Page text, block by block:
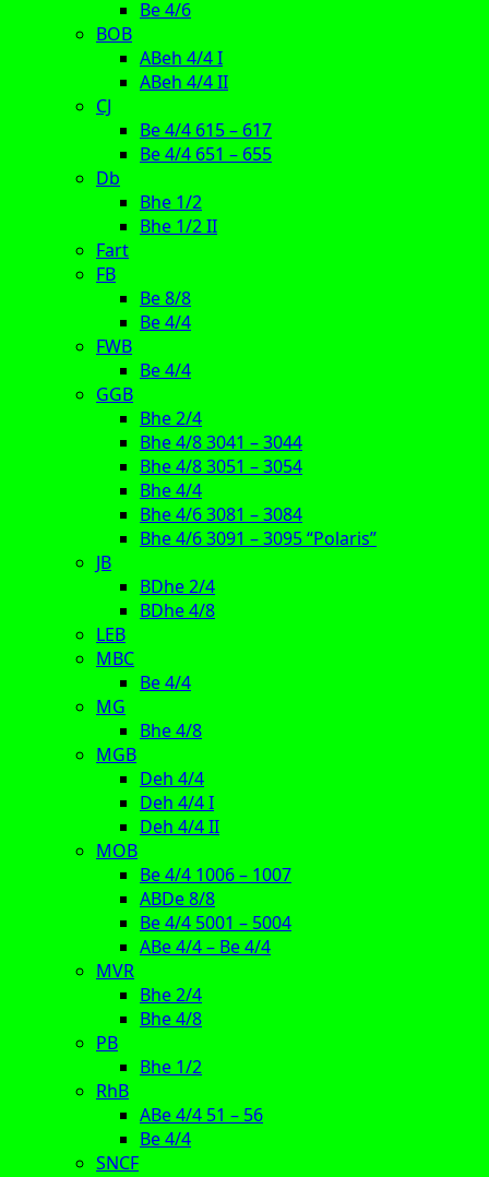
Be 4/6
BOB
ABeh 4/4 I
ABeh 4/4 II
CJ
Be 4/4 615 – 617
Be 4/4 651 – 655
Db
Bhe 1/2
Bhe 1/2 II
Fart
FB
Be 8/8
Be 4/4
FWB
Be 4/4
GGB
Bhe 2/4
Bhe 4/8 3041 – 3044
Bhe 4/8 3051 – 3054
Bhe 4/4
Bhe 4/6 3081 – 3084
Bhe 4/6 3091 – 3095 “Polaris”
JB
BDhe 2/4
BDhe 4/8
LEB
MBC
Be 4/4
MG
Bhe 4/8
MGB
Deh 4/4
Deh 4/4 I
Deh 4/4 II
MOB
Be 4/4 1006 – 1007
ABDe 8/8
Be 4/4 5001 – 5004
ABe 4/4 – Be 4/4
MVR
Bhe 2/4
Bhe 4/8
PB
Bhe 1/2
RhB
ABe 4/4 51 – 56
Be 4/4
SNCF